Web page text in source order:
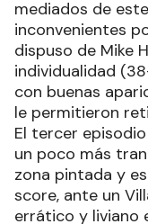
mediados de
inconvenientes
dispuso de Mike
individualidad
con buenas
le permitieron
El tercer
un poco más
zona pintada y
score, ante un
errático y liviano